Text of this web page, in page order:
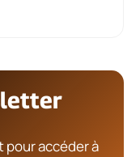
accéder à